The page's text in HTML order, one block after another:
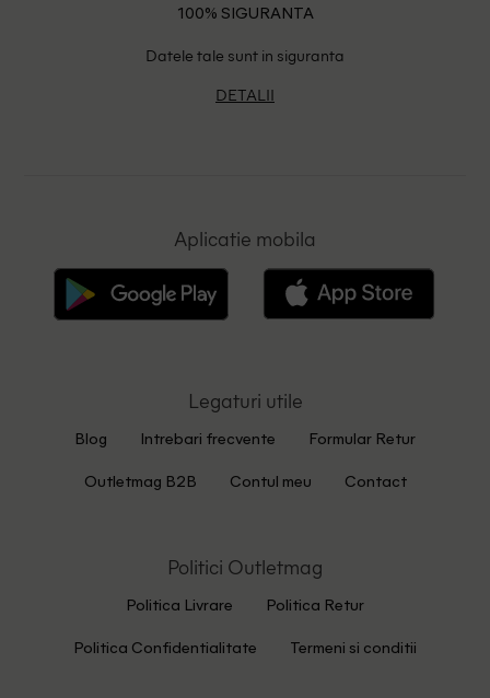
100% SIGURANTA
Datele tale sunt in siguranta
DETALII
Aplicatie mobila
Legaturi utile
Blog Intrebari frecvente Formular Retur
Outletmag B2B Contul meu Contact
Politici Outletmag
Politica Livrare Politica Retur
Politica Confidentialitate Termeni si conditii